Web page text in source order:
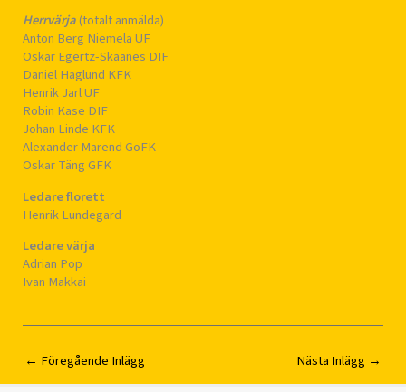
Herrvärja(totalt anmälda)
Anton Berg Niemela UF
Oskar Egertz-Skaanes DIF
Daniel Haglund KFK
Henrik Jarl UF
Robin Kase DIF
Johan Linde KFK
Alexander Marend GoFK
Oskar Täng GFK
Ledare florett
Henrik Lundegard
Ledare värja
Adrian Pop
Ivan Makkai
← Föregående Inlägg Nästa Inlägg →